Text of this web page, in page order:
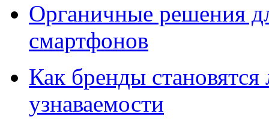
Органичные решения
смартфонов
Как бренды
узнаваемости